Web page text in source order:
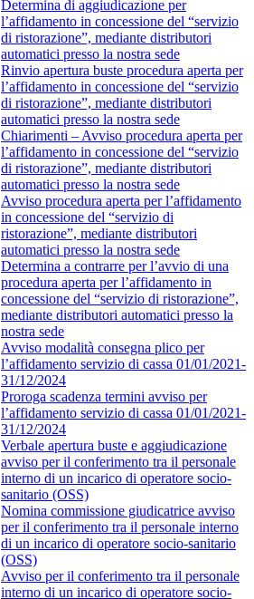
Determina di aggiudicazione per
l’affidamento in concessione del “servizio
di ristorazione”, mediante distributori
automatici presso la nostra sede
Rinvio apertura buste procedura aperta per
l’affidamento in concessione del “servizio
di ristorazione”, mediante distributori
automatici presso la nostra sede
Chiarimenti – Avviso procedura aperta per
l’affidamento in concessione del “servizio
di ristorazione”, mediante distributori
automatici presso la nostra sede
Avviso procedura aperta per l’affidamento
in concessione del “servizio di
ristorazione”, mediante distributori
automatici presso la nostra sede
Determina a contrarre per l’avvio di una
procedura aperta per l’affidamento in
concessione del “servizio di ristorazione”,
mediante distributori automatici presso la
nostra sede
Avviso modalità consegna plico per
l’affidamento servizio di cassa 01/01/2021-
31/12/2024
Proroga scadenza termini avviso per
l’affidamento servizio di cassa 01/01/2021-
31/12/2024
Verbale apertura buste e aggiudicazione
avviso per il conferimento tra il personale
interno di un incarico di operatore socio-
sanitario (OSS)
Nomina commissione giudicatrice avviso
per il conferimento tra il personale interno
di un incarico di operatore socio-sanitario
(OSS)
Avviso per il conferimento tra il personale
interno di un incarico di operatore socio-